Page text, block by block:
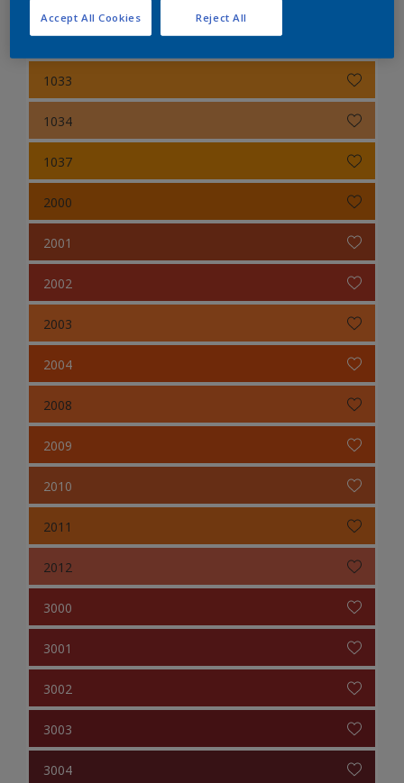
1032
1033
1034
1037
2000
2001
2002
2003
2004
2008
2009
2010
2011
2012
3000
3001
3002
3003
3004
Reject All
Accept All Cookies